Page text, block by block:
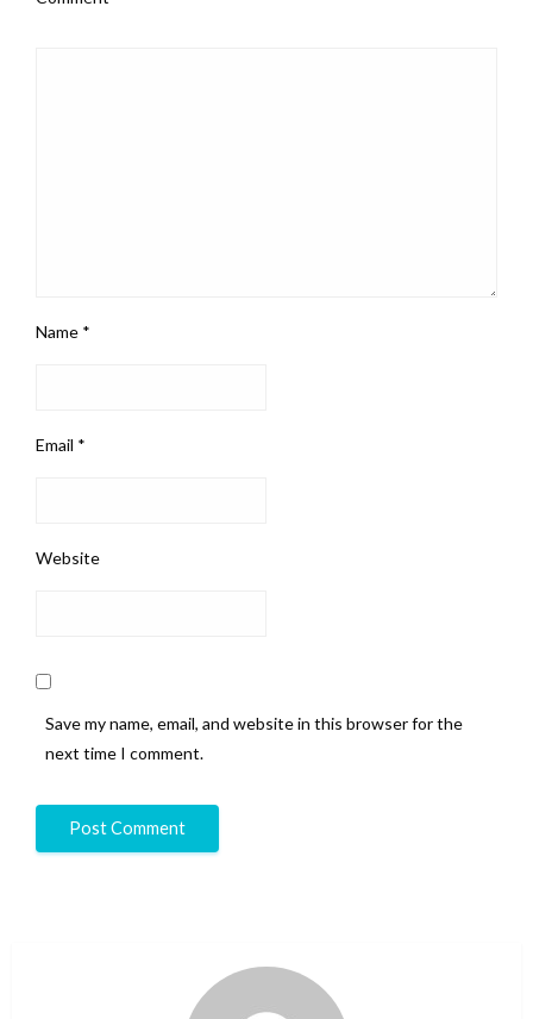
Name *
Email *
Website
Save my name, email, and website in this browser for the
next time I comment.